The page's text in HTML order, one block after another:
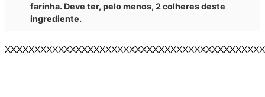
farinha. Deve ter, pelo menos, 2 colheres deste
ingrediente.